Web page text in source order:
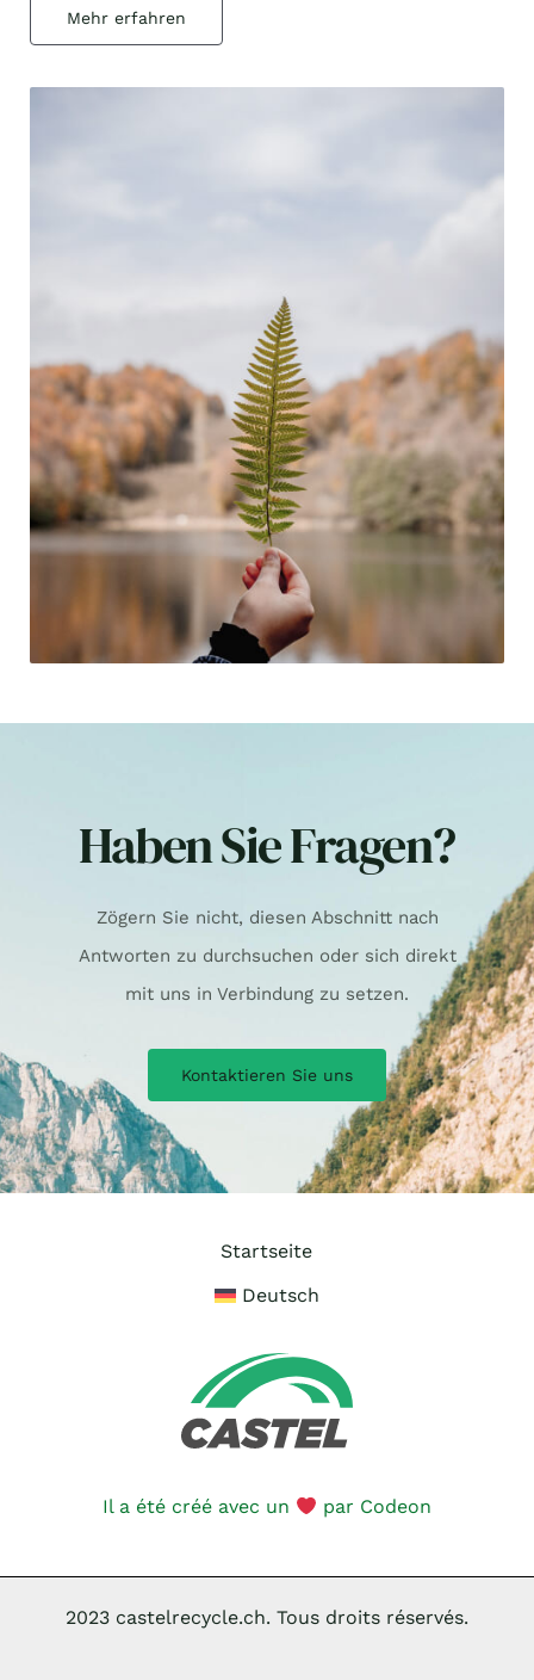
Mehr erfahren
Haben Sie Fragen?
Zögern Sie nicht, diesen Abschnitt nach
Antworten zu durchsuchen oder sich direkt
mit uns in Verbindung zu setzen.
Kontaktieren Sie uns
Startseite
Deutsch
Il a été créé avec un par Codeon
2023 castelrecycle.ch. Tous droits réservés.